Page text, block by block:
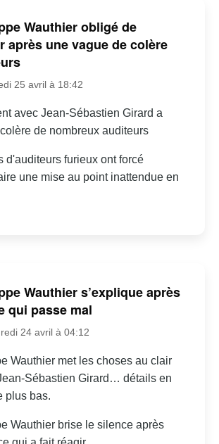
Wauthier obligé de
après une vague de colère
25 avril à 18:42
avec Jean-Sébastien Girard a
de nombreux auditeurs
d'auditeurs furieux ont forcé
une mise au point inattendue en
Wauthier s’explique après
qui passe mal
24 avril à 04:12
Wauthier met les choses au clair
Sébastien Girard… détails en
plus bas.
Wauthier brise le silence après